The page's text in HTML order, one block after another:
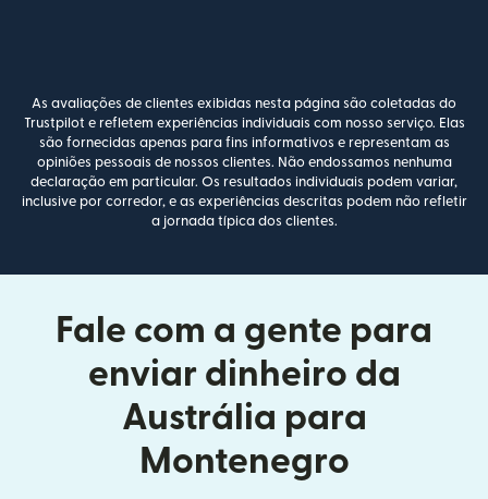
As avaliações de clientes exibidas nesta página são coletadas do
Trustpilot e refletem experiências individuais com nosso serviço. Elas
são fornecidas apenas para fins informativos e representam as
opiniões pessoais de nossos clientes. Não endossamos nenhuma
declaração em particular. Os resultados individuais podem variar,
inclusive por corredor, e as experiências descritas podem não refletir
a jornada típica dos clientes.
Fale com a gente para
enviar dinheiro da
Austrália para
Montenegro